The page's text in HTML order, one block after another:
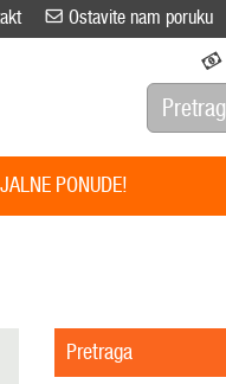
Ostavite nam poruku
PONUDE!
Pretraga